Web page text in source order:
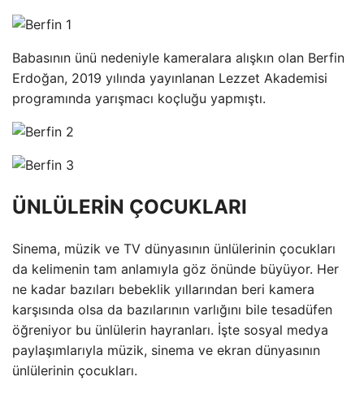
Babasının ünü nedeniyle kameralara alışkın olan Berfin
Erdoğan, 2019 yılında yayınlanan Lezzet Akademisi
programında yarışmacı koçluğu yapmıştı.
ÜNLÜLERİN ÇOCUKLARI
Sinema, müzik ve TV dünyasının ünlülerinin çocukları
da kelimenin tam anlamıyla göz önünde büyüyor. Her
ne kadar bazıları bebeklik yıllarından beri kamera
karşısında olsa da bazılarının varlığını bile tesadüfen
öğreniyor bu ünlülerin hayranları. İşte sosyal medya
paylaşımlarıyla müzik, sinema ve ekran dünyasının
ünlülerinin çocukları.